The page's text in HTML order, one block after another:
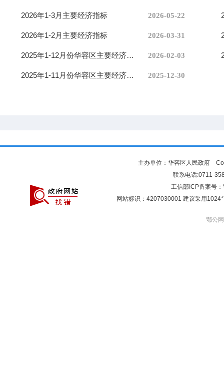
2026年1-3月主要经济指标 2026-05-22
2026年1-2月主要经济指标 2026-03-31
2025年1-12月份华容区主要经济指标 2026-02-03
2025年1-11月份华容区主要经济指标 2025-12-30
主办单位：华容区人民政府
联系电话:0711-
工信部ICP备案号：
网站标识：4207030001 建议采用
鄂公